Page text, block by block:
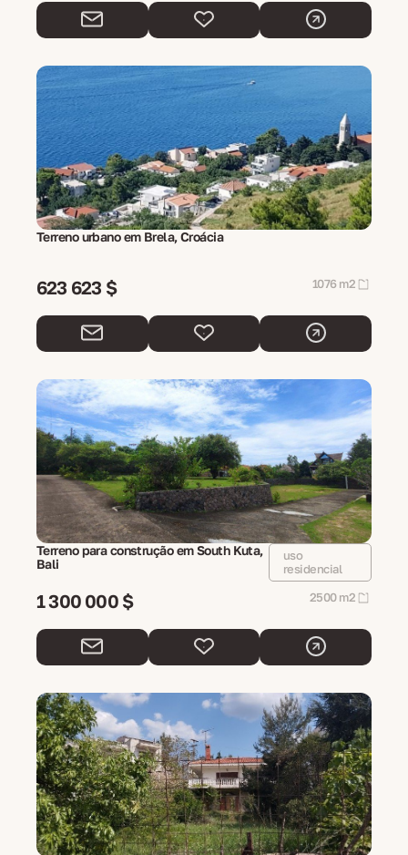
Terreno urbano em Brela, Croácia
623 623 $ 1076 m2
Terreno para construção em South Kuta,
Bali
uso
residencial
1 300 000 $ 2500 m2